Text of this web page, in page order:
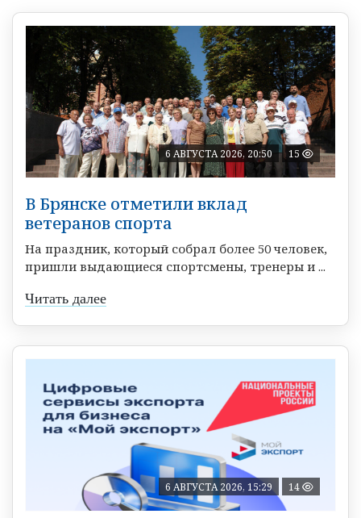
6 АВГУСТА 2026, 20:50 15
В Брянске отметили вклад
ветеранов спорта
На праздник, который собрал более 50 человек,
пришли выдающиеся спортсмены, тренеры и ...
Читать далее
6 АВГУСТА 2026, 15:29 14